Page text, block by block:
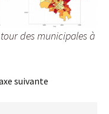
des municipales à
suivante